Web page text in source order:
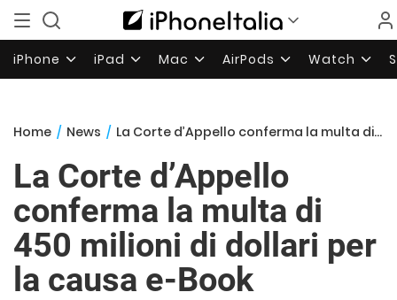
iPhone iPad Mac AirPods Watch
Home / News / La Corte d’Appello conferma la multa di 450 milioni di dollari per la causa e-Book
La Corte d’Appello
conferma la multa di
450 milioni di dollari per
la causa e-Book